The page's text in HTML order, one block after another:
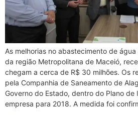
As melhorias no abastecimento de
da região Metropolitana de Maceió,
chegam a cerca de R$ 30 milhões. Os
pela Companhia de Saneamento de
Governo do Estado, dentro do Plano de
empresa para 2018. A medida foi